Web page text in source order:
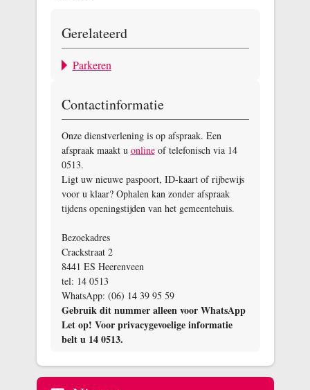
Gerelateerd
Parkeren
Contactinformatie
Onze dienstverlening is op afspraak. Een
afspraak maakt u onlineof telefonisch via 14
0513.
Ligt uw nieuwe paspoort, ID-kaart of rijbewijs
voor u klaar? Ophalen kan zonder afspraak
tijdens openingstijden van het gemeentehuis.
Bezoekadres
Crackstraat 2
8441 ES Heerenveen
tel: 14 0513
WhatsApp: (06) 14 39 95 59
Gebruik dit nummer alleen voor WhatsApp
Let op! Voor privacygevoelige informatie
belt u 14 0513.